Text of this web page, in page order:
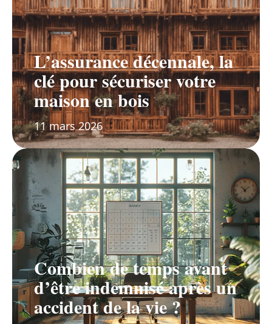
L’assurance décennale, la
clé pour sécuriser votre
maison en bois
11 mars 2026
Combien de temps avant
d’être indemnisé après un
accident de la vie ?